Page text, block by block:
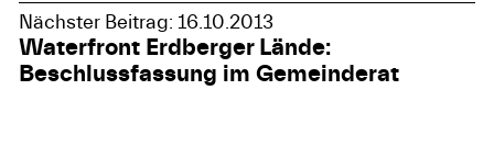
Nächster Beitrag: 16.10.2013
Waterfront Erdberger Lände:
Beschlussfassung im Gemeinderat